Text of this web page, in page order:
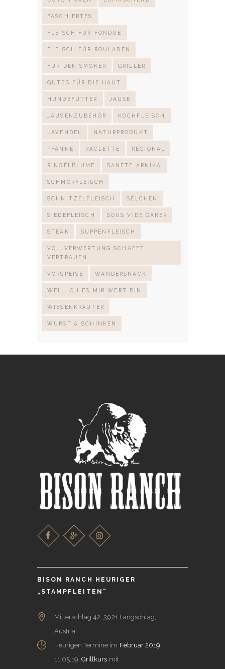
FASCHIERTES
FLEISCH FÜR FONDUE
FLEISCH FÜR ROULADEN
FÜR DEN SMOKER GRILLER
GUTES FÜR DIE HAUT
HUNDEFUTTER JAUSE
JAUSENZUBEHÖR KOCHFLEISCH
LAVENDEL NATURPRODUKT
PFANNE RACLETTE REGIONAL
RINGELBLUME SANFTE ARNIKA
SCHMORFLEISCH
SCHNITZELFLEISCH SELCHEN
SIEDEFLEISCH SOUS VIDE GARER
STEAK SUPPENFLEISCH
VOLLVERWERTUNG SCHAFFT
VERTRAUEN
VORSPEISE WANDERSNACK
WEIL ICH ES MIR WERT BIN
WIESENKRÄUTER
WURST & SCHINKEN
BISON RANCH HEURIGER
„STAMPFLEITEN“
Mitterschlag 42, 3921 Langschlag,
Austria
Heurigen Termine im Februar 2019
11.05.19:Grillkurs mit